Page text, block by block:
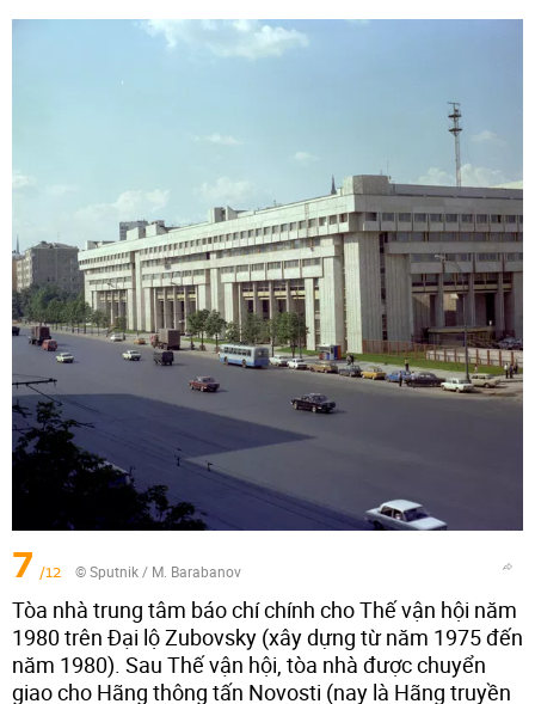
7 /12 © Sputnik / M. Barabanov
Tòa nhà trung tâm báo chí chính cho Thế vận hội năm
1980 trên Đại lộ Zubovsky (xây dựng từ năm 1975 đến
năm 1980). Sau Thế vận hội, tòa nhà được chuyển
giao cho Hãng thông tấn Novosti (nay là Hãng truyền